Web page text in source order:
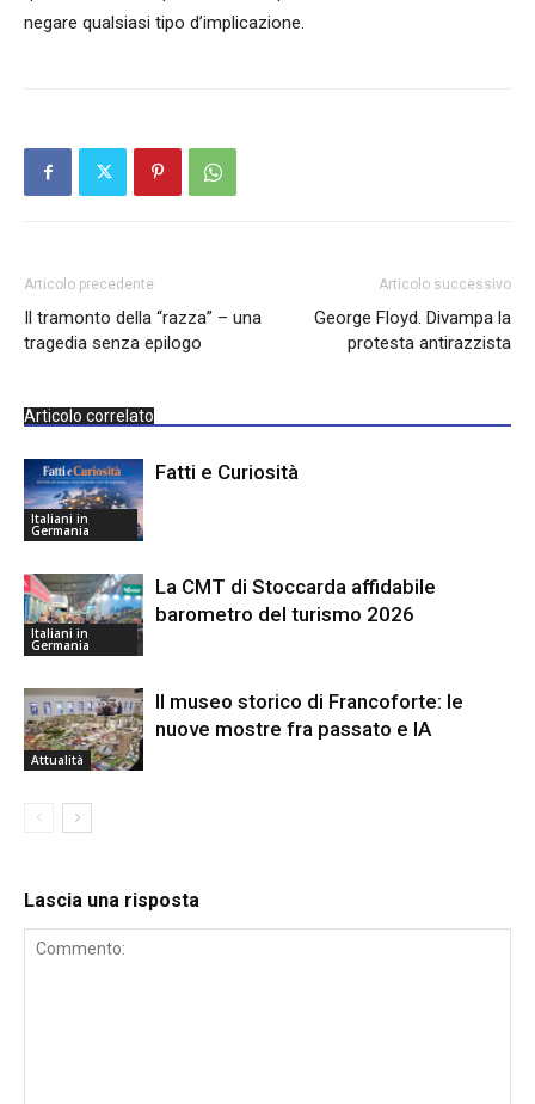
negare qualsiasi tipo d’implicazione.
Articolo precedente
Il tramonto della “razza” – una
tragedia senza epilogo
Articolo successivo
George Floyd. Divampa la
protesta antirazzista
Articolo correlato
Italiani in
Germania
Fatti e Curiosità
Italiani in
Germania
La CMT di Stoccarda affidabile
barometro del turismo 2026
Attualità
Il museo storico di Francoforte: le
nuove mostre fra passato e IA
Lascia una risposta